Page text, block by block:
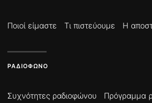
Ποιοί είμαστε Τι πιστεύουμε Η
ΡΑΔΙΌΦΩΝΟ
Συχνότητες ραδιοφώνου
Πρόγραμμα